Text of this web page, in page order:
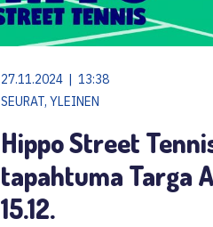
27.11.2024 | 13:38
SEURAT, YLEINEN
Hippo Street
tapahtuma Targa
15.12.